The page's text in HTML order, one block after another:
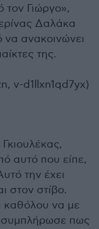
τον Γιώργο»,
Δαλάκα
να ανακοινώνει
της.
v-d1llxn1qd7yx)
αυτό που είπε,
την έχει
στον στίβο.
καθόλου να με
πως